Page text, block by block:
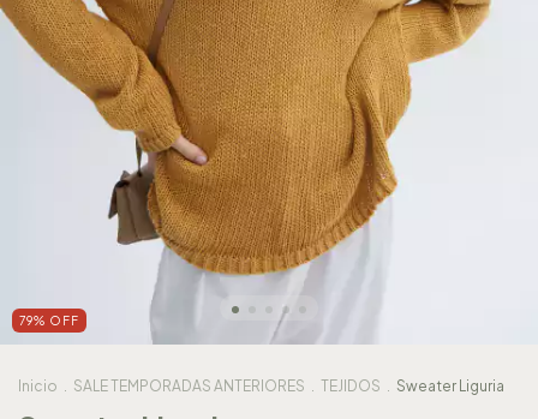
79% OFF
Inicio . SALE TEMPORADAS ANTERIORES . TEJIDOS . Sweater Liguria